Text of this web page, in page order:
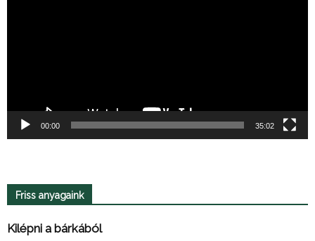
00:00 35:02
Friss anyagaink
Kilépni a bárkából